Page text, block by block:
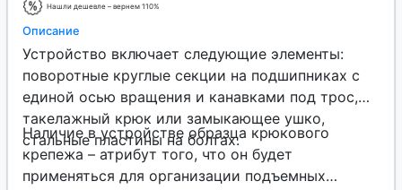
Нашли дешевле – вернем 110%
Описание
Устройство включает следующие элементы:
поворотные круглые секции на подшипниках с
единой осью вращения и канавками под трос,
такелажный крюк или замыкающее ушко,
стальные пластины на болтах.
Наличие в устройстве образца крюкового
крепежа – атрибут того, что он будет
применяться для организации подъемных